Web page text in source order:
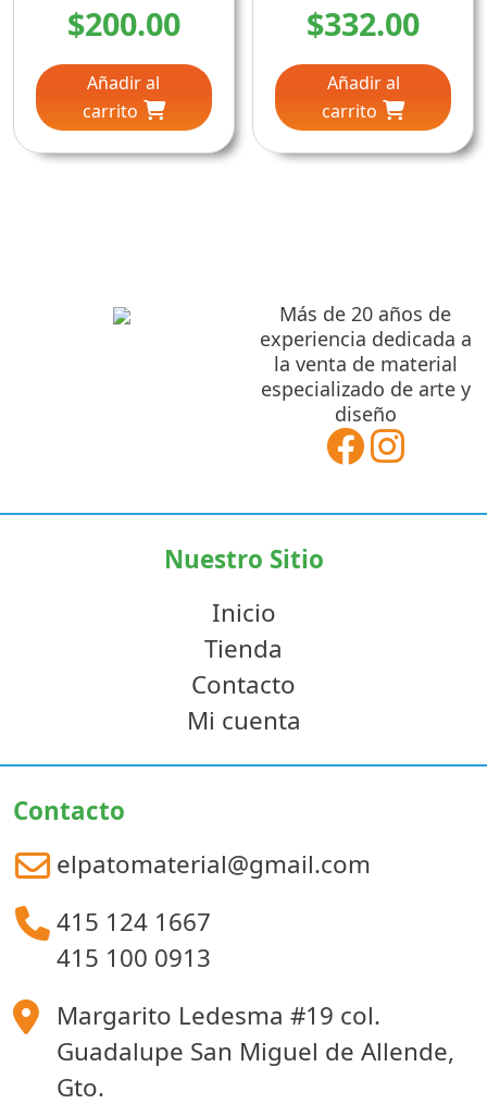
$200.00
Añadir al
carrito
$332.00
Añadir al
carrito
Más de 20 años de
experiencia dedicada a
la venta de material
especializado de arte y
diseño
Nuestro Sitio
Inicio
Tienda
Contacto
Mi cuenta
Contacto
elpatomaterial@gmail.com
415 124 1667
415 100 0913
Margarito Ledesma #19 col.
Guadalupe San Miguel de Allende,
Gto.